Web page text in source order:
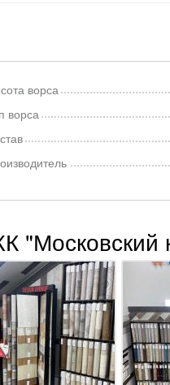
ворса
ворса
"Московский